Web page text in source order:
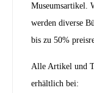
Museumsartikel.
werden diverse
bis zu 50%
Alle Artikel und
erhältlich bei: